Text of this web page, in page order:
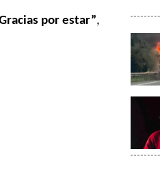
por estar”,